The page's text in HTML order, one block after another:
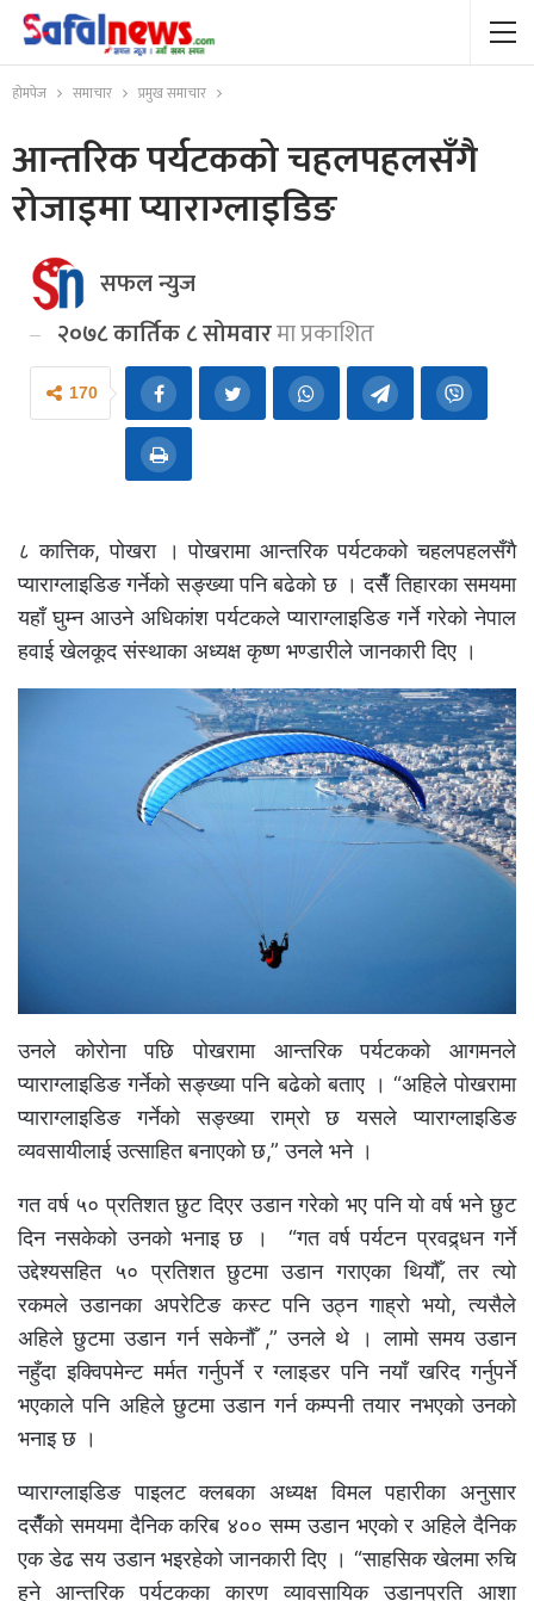
होमपेज समाचार प्रमुख समाचार
आन्तरिक पर्यटकको चहलपहलसँगै
रोजाइमा प्याराग्लाइडिङ
सफल न्युज
२०७८ कार्तिक ८ सोमवारमा प्रकाशित
170
८ कात्तिक, पोखरा । पोखरामा आन्तरिक पर्यटकको चहलपहलसँगै
प्याराग्लाइडिङ गर्नेको सङ्ख्या पनि बढेको छ । दसैँ तिहारका समयमा
यहाँ घुम्न आउने अधिकांश पर्यटकले प्याराग्लाइडिङ गर्ने गरेको नेपाल
हवाई खेलकूद संस्थाका अध्यक्ष कृष्ण भण्डारीले जानकारी दिए ।
उनले कोरोना पछि पोखरामा आन्तरिक पर्यटकको आगमनले
प्याराग्लाइडिङ गर्नेको सङ्ख्या पनि बढेको बताए । “अहिले पोखरामा
प्याराग्लाइडिङ गर्नेको सङ्ख्या राम्रो छ यसले प्याराग्लाइडिङ
व्यवसायीलाई उत्साहित बनाएको छ,” उनले भने ।
गत वर्ष ५० प्रतिशत छुट दिएर उडान गरेको भए पनि यो वर्ष भने छुट
दिन नसकेको उनको भनाइ छ । “गत वर्ष पर्यटन प्रवद्र्धन गर्ने
उद्देश्यसहित ५० प्रतिशत छुटमा उडान गराएका थियौँ, तर त्यो
रकमले उडानका अपरेटिङ कस्ट पनि उठ्न गाह्रो भयो, त्यसैले
अहिले छुटमा उडान गर्न सकेनौँ ,” उनले थे । लामो समय उडान
नहुँदा इक्विपमेन्ट मर्मत गर्नुपर्ने र ग्लाइडर पनि नयाँ खरिद गर्नुपर्ने
भएकाले पनि अहिले छुटमा उडान गर्न कम्पनी तयार नभएको उनको
भनाइ छ ।
प्याराग्लाइडिङ पाइलट क्लबका अध्यक्ष विमल पहारीका अनुसार
दसैँको समयमा दैनिक करिब ४०० सम्म उडान भएको र अहिले दैनिक
एक डेढ सय उडान भइरहेको जानकारी दिए । “साहसिक खेलमा रुचि
हुने आन्तरिक पर्यटकका कारण व्यावसायिक उडानप्रति आशा